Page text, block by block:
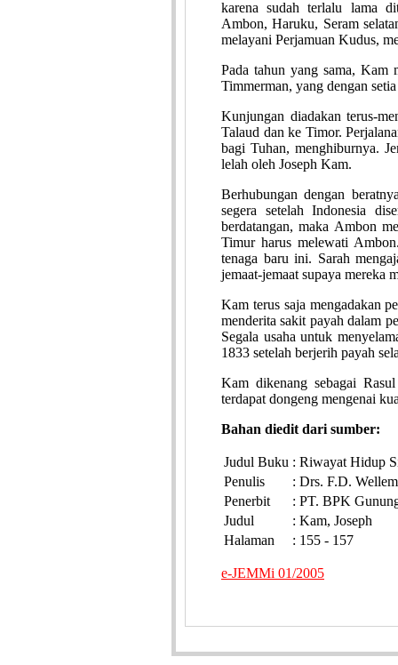
karena sudah terlalu lama
Ambon, Haruku, Seram
melayani Perjamuan Kudus,
Pada tahun yang sama, Kam
Timmerman, yang dengan
Kunjungan diadakan terus-
Talaud dan ke Timor.
bagi Tuhan, menghiburnya.
lelah oleh Joseph Kam.
Berhubungan dengan
segera setelah Indonesia
berdatangan, maka Ambon
Timur harus melewati
tenaga baru ini. Sarah
jemaat-jemaat supaya mereka
Kam terus saja mengadakan
menderita sakit payah dalam
Segala usaha untuk
1833 setelah berjerih payah
Kam dikenang sebagai
terdapat dongeng mengenai
Bahan diedit dari sumber:
Judul Buku : Riwayat Hidup
Penulis
: Drs. F.D.
Penerbit
: PT. BPK
Judul
: Kam, Joseph
Halaman
: 155 - 157
e-JEMMi 01/2005